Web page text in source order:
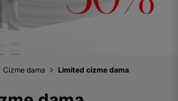
Cizme dama Limited cizme dama